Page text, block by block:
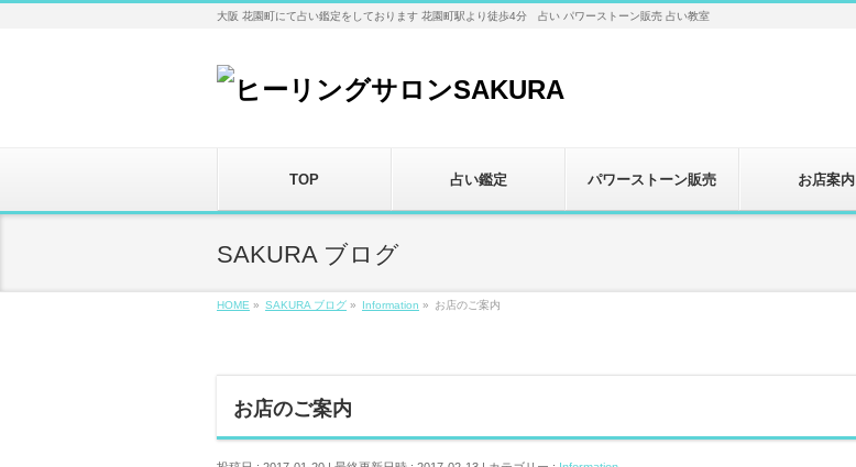
大阪 花園町にて占い鑑定をしております 花園町駅より徒歩4分 占い パワーストーン販売 占い教室
TOP 占い鑑定 パワーストーン販売 お店案内
SAKURA ブログ
HOME » SAKURA ブログ » Information » お店のご案内
お店のご案内